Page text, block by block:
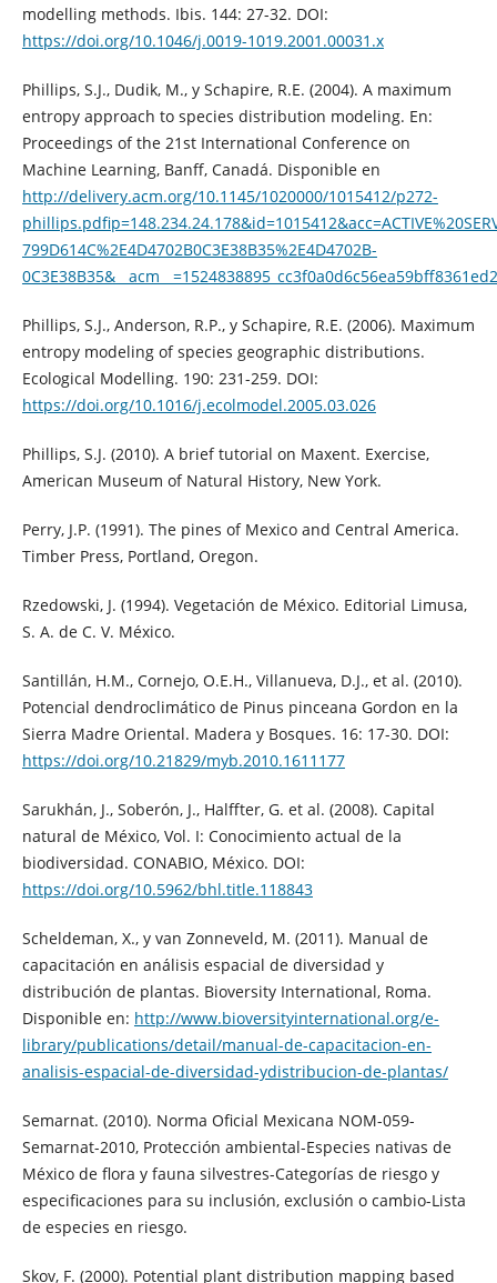
modelling methods. Ibis. 144: 27-32. DOI:
https://doi.org/10.1046/j.0019-1019.2001.00031.x
Phillips, S.J., Dudik, M., y Schapire, R.E. (2004). A maximum
entropy approach to species distribution modeling. En:
Proceedings of the 21st International Conference on
Machine Learning, Banff, Canadá. Disponible en
http://delivery.acm.org/10.1145/1020000/1015412/p272-
799D614C%2E4D4702B0C3E38B35%2E4D4702B-
Phillips, S.J., Anderson, R.P., y Schapire, R.E. (2006). Maximum
entropy modeling of species geographic distributions.
Ecological Modelling. 190: 231-259. DOI:
https://doi.org/10.1016/j.ecolmodel.2005.03.026
Phillips, S.J. (2010). A brief tutorial on Maxent. Exercise,
American Museum of Natural History, New York.
Perry, J.P. (1991). The pines of Mexico and Central America.
Timber Press, Portland, Oregon.
Rzedowski, J. (1994). Vegetación de México. Editorial Limusa,
S. A. de C. V. México.
Santillán, H.M., Cornejo, O.E.H., Villanueva, D.J., et al. (2010).
Potencial dendroclimático de Pinus pinceana Gordon en la
Sierra Madre Oriental. Madera y Bosques. 16: 17-30. DOI:
https://doi.org/10.21829/myb.2010.1611177
Sarukhán, J., Soberón, J., Halffter, G. et al. (2008). Capital
natural de México, Vol. I: Conocimiento actual de la
biodiversidad. CONABIO, México. DOI:
https://doi.org/10.5962/bhl.title.118843
Scheldeman, X., y van Zonneveld, M. (2011). Manual de
capacitación en análisis espacial de diversidad y
distribución de plantas. Bioversity International, Roma.
Disponible en: http://www.bioversityinternational.org/e-
library/publications/detail/manual-de-capacitacion-en-
analisis-espacial-de-diversidad-ydistribucion-de-plantas/
Semarnat. (2010). Norma Oficial Mexicana NOM-059-
Semarnat-2010, Protección ambiental-Especies nativas de
México de flora y fauna silvestres-Categorías de riesgo y
especificaciones para su inclusión, exclusión o cambio-Lista
de especies en riesgo.
Skov, F. (2000). Potential plant distribution mapping based